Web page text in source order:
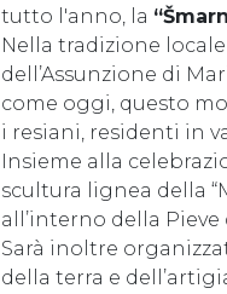
tutto l'anno, la
Nella tradizione
dell’Assunzione di
come oggi, questo
i resiani, residenti in
Insieme alla
scultura lignea della
all’interno della Pieve
Sarà inoltre
della terra e